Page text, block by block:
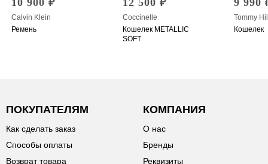
10 900 ₽
Calvin Klein
Ремень
12 500 ₽
Coccinelle
Кошелек METALLIC
SOFT
9 990
Tommy
Кошелек
ПОКУПАТЕЛЯМ
Как сделать заказ
Способы оплаты
Возврат товара
КОМПАНИЯ
О нас
Бренды
Реквизиты